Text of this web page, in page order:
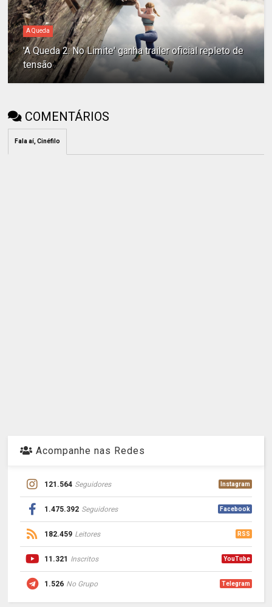
A Queda
'A Queda 2: No Limite' ganha trailer oficial repleto de
tensão
COMENTÁRIOS
Fala aí, Cinéfilo
Acompanhe nas Redes
121.564 Seguidores Instagram
1.475.392 Seguidores Facebook
182.459 Leitores RSS
11.321 Inscritos YouTube
1.526 No Grupo Telegram